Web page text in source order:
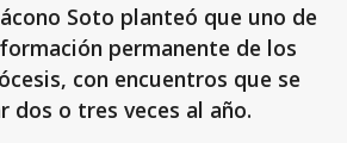
Soto planteó que uno de
permanente de los
con encuentros que se
dos o tres veces al año.